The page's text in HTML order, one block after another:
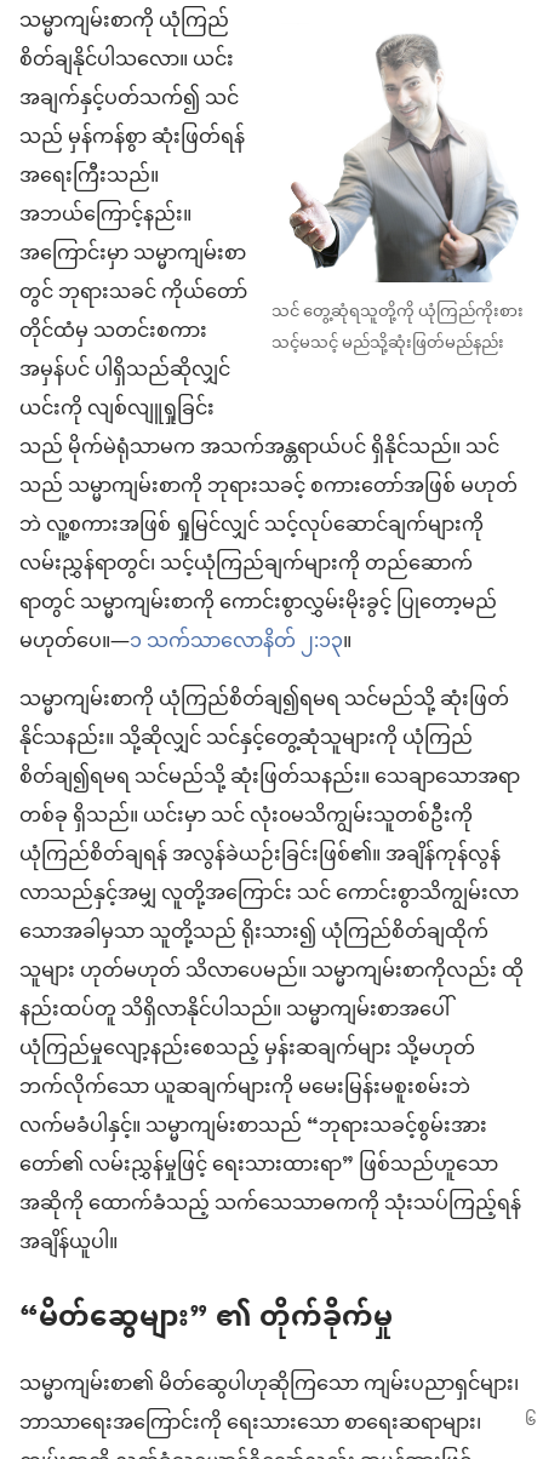
သင် တွေ့ဆုံရသူတို့ကို ယုံကြည်ကိုးစား
သင့်မသင့် မည်သို့ဆုံးဖြတ်မည်နည်း
သမ္မာကျမ်းစာကို ယုံကြည်
စိတ်ချနိုင်ပါသလော။ ယင်း
အချက်နှင့်ပတ်သက်၍ သင်
သည် မှန်ကန်စွာ ဆုံးဖြတ်ရန်
အရေးကြီးသည်။
အဘယ်ကြောင့်နည်း။
အကြောင်းမှာ သမ္မာကျမ်းစာ
တွင် ဘုရားသခင် ကိုယ်တော်
တိုင်ထံမှ သတင်းစကား
အမှန်ပင် ပါရှိသည်ဆိုလျှင်
ယင်းကို လျစ်လျူရှုခြင်း
သည် မိုက်မဲရုံသာမက အသက်အန္တရာယ်ပင် ရှိနိုင်သည်။ သင်
သည် သမ္မာကျမ်းစာကို ဘုရားသခင့် စကားတော်အဖြစ် မဟုတ်
ဘဲ လူ့စကားအဖြစ် ရှုမြင်လျှင် သင့်လုပ်ဆောင်ချက်များကို
လမ်းညွှန်ရာတွင်၊ သင့်ယုံကြည်ချက်များကို တည်ဆောက်
ရာတွင် သမ္မာကျမ်းစာကို ကောင်းစွာလွှမ်းမိုးခွင့် ပြုတော့မည်
မဟုတ်ပေ။—၁ သက်သာလောနိတ် ၂:၁၃။
သမ္မာကျမ်းစာကို ယုံကြည်စိတ်ချ၍ရမရ သင်မည်သို့ ဆုံးဖြတ်
နိုင်သနည်း။ သို့ဆိုလျှင် သင်နှင့်တွေ့ဆုံသူများကို ယုံကြည်
စိတ်ချ၍ရမရ သင်မည်သို့ ဆုံးဖြတ်သနည်း။ သေချာသောအရာ
တစ်ခု ရှိသည်။ ယင်းမှာ သင် လုံး၀မသိကျွမ်းသူတစ်ဦးကို
ယုံကြည်စိတ်ချရန် အလွန်ခဲယဉ်းခြင်းဖြစ်၏။ အချိန်ကုန်လွန်
လာသည်နှင့်အမျှ လူတို့အကြောင်း သင် ကောင်းစွာသိကျွမ်းလာ
သောအခါမှသာ သူတို့သည် ရိုးသား၍ ယုံကြည်စိတ်ချထိုက်
သူများ ဟုတ်မဟုတ် သိလာပေမည်။ သမ္မာကျမ်းစာကိုလည်း ထို
နည်းထပ်တူ သိရှိလာနိုင်ပါသည်။ သမ္မာကျမ်းစာအပေါ်
ယုံကြည်မှုလျော့နည်းစေသည့် မှန်းဆချက်များ သို့မဟုတ်
ဘက်လိုက်သော ယူဆချက်များကို မမေးမြန်းမစူးစမ်းဘဲ
လက်မခံပါနှင့်။ သမ္မာကျမ်းစာသည် “ဘုရားသခင့်စွမ်းအား
တော်၏ လမ်းညွှန်မှုဖြင့် ရေးသားထားရာ” ဖြစ်သည်ဟူသော
အဆိုကို ထောက်ခံသည့် သက်သေသာဓကကို သုံးသပ်ကြည့်ရန်
အချိန်ယူပါ။
“မိတ်ဆွေများ” ၏ တိုက်ခိုက်မှု
သမ္မာကျမ်းစာ၏ မိတ်ဆွေပါဟုဆိုကြသော ကျမ်းပညာရှင်များ၊
ဘာသာရေးအကြောင်းကို ရေးသားသော စာရေးဆရာများ၊